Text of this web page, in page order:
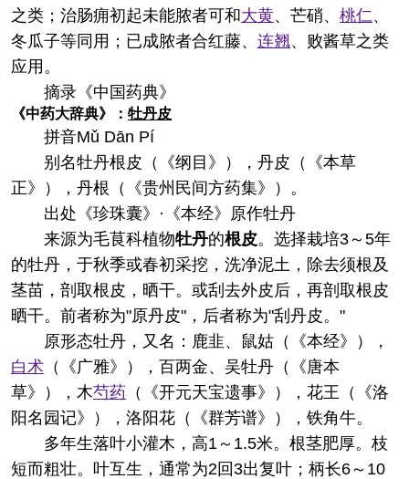
之类；治肠痈初起未能脓者可和大黄、芒硝、 桃仁、
冬瓜子等同用；已成脓者合红藤、 连翘、败酱草之类
应用。
摘录 《中国药典》
《中药大辞典》： 牡丹皮
拼音Mǔ Dān Pí
别名牡丹根皮（《纲目》），丹皮（《本草
正》），丹根（《贵州民间方药集》）。
出处 《珍珠囊》·《本经》原作牡丹
来源为毛茛科植物牡丹的根皮。选择栽培3～5年
的牡丹，于秋季或春初采挖，洗净泥土，除去须根及
茎苗，剖取根皮，晒干。或刮去外皮后，再剖取根皮
晒干。前者称为"原丹皮"，后者称为"刮丹皮。"
原形态牡丹，又名：鹿韭、鼠姑（《本经》），
白术 （《广雅》），百两金、吴牡丹（《唐本
草》），木芍药 （《开元天宝遗事》），花王（《洛
阳名园记》），洛阳花（《群芳谱》），铁角牛。
多年生落叶小灌木，高1～1.5米。根茎肥厚。枝
短而粗壮。叶互生，通常为2回3出复叶；柄长6～10